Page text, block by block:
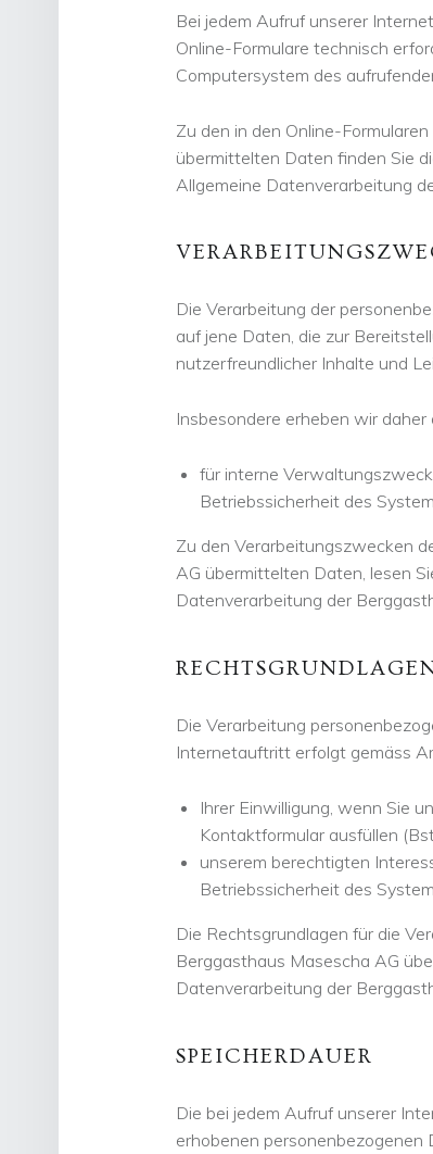
Bei jedem Aufruf unserer
Online-Formulare technisch
Computersystem des
Zu den in den Online-
übermittelten Daten finden Sie
Allgemeine Datenverarbeitung
Die Verarbeitung der
auf jene Daten, die zur
nutzerfreundlicher Inhalte und
Insbesondere erheben wir
für interne
Betriebssicherheit des
Zu den Verarbeitungszwecken
AG übermittelten Daten, lesen
Datenverarbeitung der
Die Verarbeitung
Internetauftritt erfolgt gemäss
Ihrer Einwilligung, wenn Sie
Kontaktformular ausfüllen
unserem berechtigten
Betriebssicherheit des
Die Rechtsgrundlagen für die
Berggasthaus Masescha AG
Datenverarbeitung der
SPEICHERDAUER
Die bei jedem Aufruf unserer
erhobenen personenbezogenen